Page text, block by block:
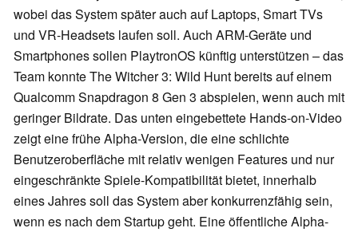
wobei das System später auch auf Laptops, Smart TVs
und VR-Headsets laufen soll. Auch ARM-Geräte und
Smartphones sollen PlaytronOS künftig unterstützen – das
Team konnte The Witcher 3: Wild Hunt bereits auf einem
Qualcomm Snapdragon 8 Gen 3 abspielen, wenn auch mit
geringer Bildrate. Das unten eingebettete Hands-on-Video
zeigt eine frühe Alpha-Version, die eine schlichte
Benutzeroberfläche mit relativ wenigen Features und nur
eingeschränkte Spiele-Kompatibilität bietet, innerhalb
eines Jahres soll das System aber konkurrenzfähig sein,
wenn es nach dem Startup geht. Eine öffentliche Alpha-